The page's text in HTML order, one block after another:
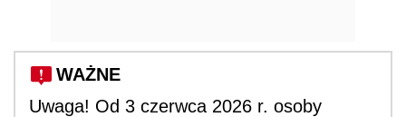
WAŻNE
Uwaga! Od 3 czerwca 2026 r. osoby